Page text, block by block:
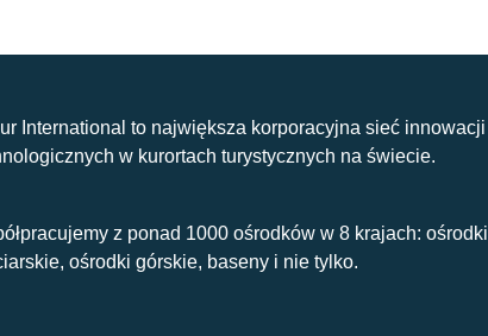
International to największa korporacyjna sieć innowacji
w kurortach turystycznych na świecie.
z ponad 1000 ośrodków w 8 krajach: ośrodki
ośrodki górskie, baseny i nie tylko.